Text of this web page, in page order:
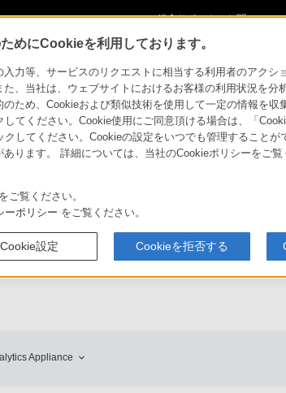
ョ
総合サポート・お問
アクセサリー
事例紹介
ソフトウェアダウ
ンロード
特長
Appliance
めにCookieを利用しております。
力等、サービスのリクエストに相当する利用者のアク
、当社は、ウェブサイトにおけるお客様の利用状況を
ため、Cookieおよび類似技術を使用して一定の情報を
てください。Cookie使用にご同意頂ける場合は、「
してください。Cookieの設定をいつでも管理すること
ります。 詳細については、当社のCookieポリシーをご
ご覧ください。
ーポリシー をご覧ください。
Cookie設定 Cookieを拒否する